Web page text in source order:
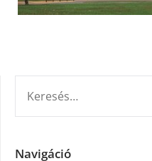
Navigáció